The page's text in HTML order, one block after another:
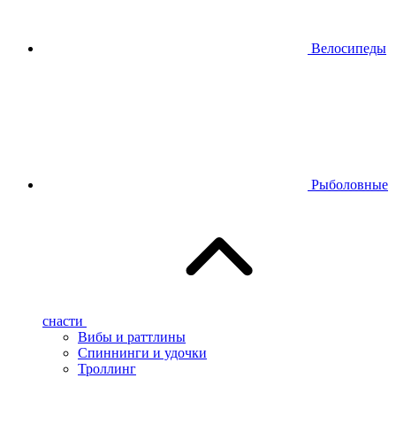
Велосипеды
Рыболовные
снасти
Вибы и раттлины
Спиннинги и удочки
Троллинг